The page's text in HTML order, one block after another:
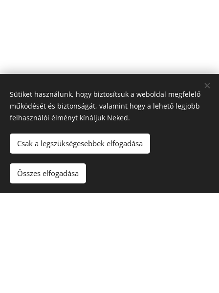
Sütiket használunk, hogy biztosítsuk a weboldal megfelelő
működését és biztonságát, valamint hogy a lehető legjobb
felhasználói élményt kínáljuk Neked.
Csak a legszükségesebbek elfogadása
Összes elfogadása